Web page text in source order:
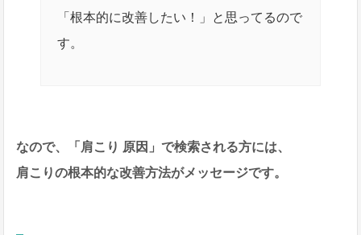
「根本的に改善したい！」と思ってるので
す。
なので、「肩こり 原因」で検索される方には、
肩こりの根本的な改善方法がメッセージです。